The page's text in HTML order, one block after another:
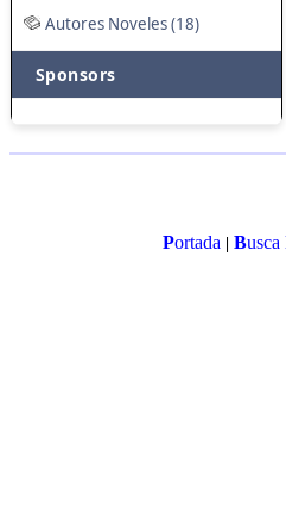
Autores Noveles (18)
Sponsors
Portada| Busca